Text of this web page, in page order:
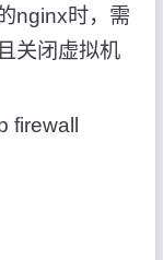
nginx时，需
关闭虚拟机
firewall